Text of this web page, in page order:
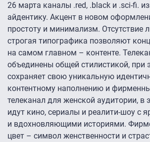
26 марта каналы .red, .black и .sci-fi.
айдентику. Акцент в новом
простоту и минимализм. Отсутствие
строгая типографика позволяют
на самом главном – контенте.
объединены общей стилистикой, при
сохраняет свою уникальную
контентному наполнению и
телеканал для женской аудитории, в
идут кино, сериалы и реалити-шоу с
и вдохновляющими историями.
цвет – символ женственности и